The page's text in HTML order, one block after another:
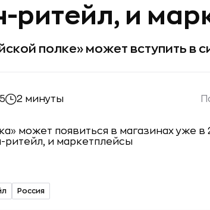
ритейл, и
полке» может вступить в
2 минуты
Россия